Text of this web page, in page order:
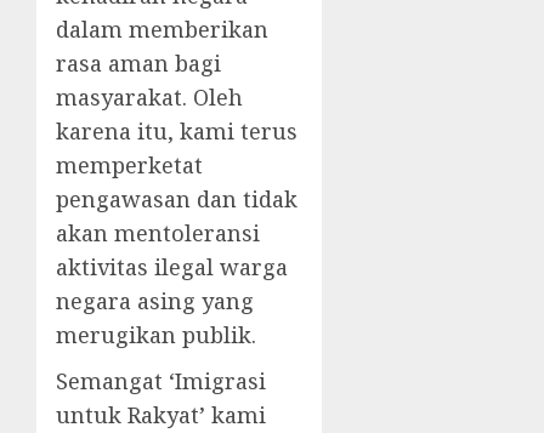
dalam memberikan
rasa aman bagi
masyarakat. Oleh
karena itu, kami terus
memperketat
pengawasan dan tidak
akan mentoleransi
aktivitas ilegal warga
negara asing yang
merugikan publik.
Semangat ‘Imigrasi
untuk Rakyat’ kami